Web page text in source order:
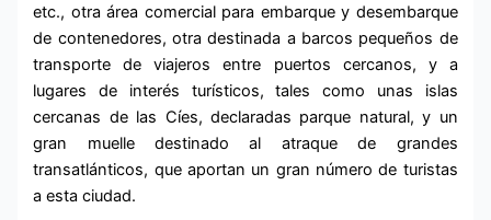
etc., otra área comercial para embarque y desembarque
de contenedores, otra destinada a barcos pequeños de
transporte de viajeros entre puertos cercanos, y a
lugares de interés turísticos, tales como unas islas
cercanas de las Cíes, declaradas parque natural, y un
gran muelle destinado al atraque de grandes
transatlánticos, que aportan un gran número de turistas
a esta ciudad.